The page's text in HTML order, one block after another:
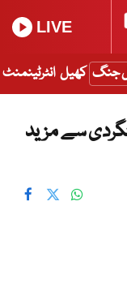
LIVE
جنگ کھیل انٹرٹینمنٹ
سے مزید